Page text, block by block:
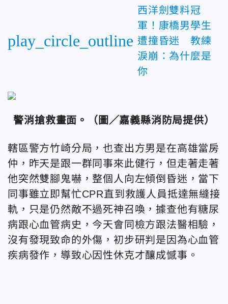
play_circle_outline
西洋劍雙料冠
軍！康橋男學生
遭撞昏迷 教練
淚崩：為什麼是
你
警消搶救畫面。 （圖／嘉義縣消防局提供）
轄區警方竹崎分局，也查出方男是在高雄當房
仲，昨天是跟一群同事來此健行，但走著走著
他突然雙腳鬼嚇，整個人向左傾倒昏迷，當下
同事雖立即幫忙CPR直到救護人員抵達無縫接
軌，只是仍然敵不過死神召喚，據查他有糖尿
病跟心血管病史，今天會同檢方跟法醫相驗，
沒有發現致命的外傷，初步研判是因為心血管
疾病發作，導致心因性休克才釀成憾事。